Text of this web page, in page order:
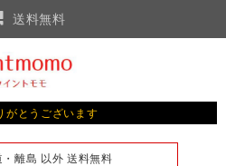
送料無料
がとうございます
離島 以外 送料無料